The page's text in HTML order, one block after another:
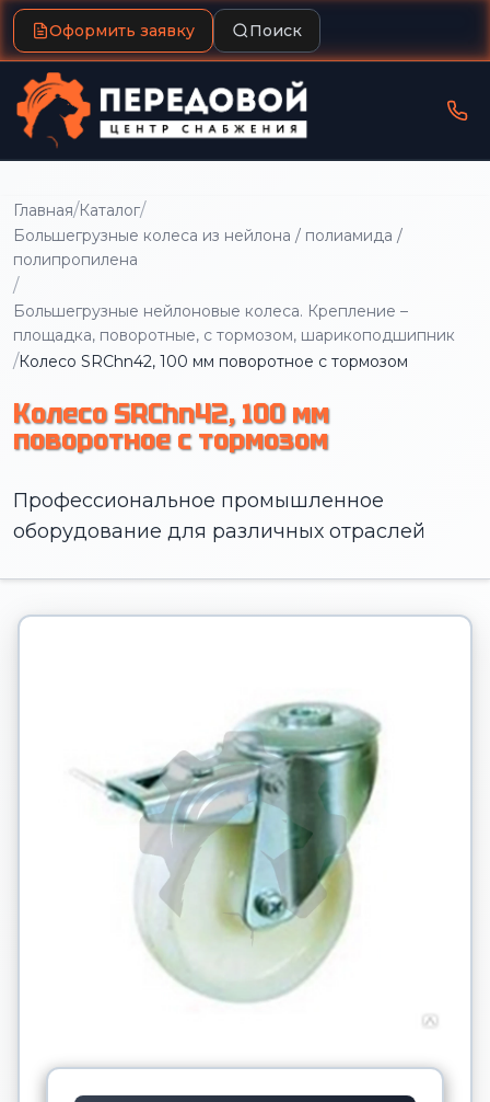
Оформить заявку Поиск
Главная/Каталог/
Большегрузные колеса из нейлона / полиамида /
полипропилена
/
Большегрузные нейлоновые колеса. Крепление –
площадка, поворотные, с тормозом, шарикоподшипник
/Колесо SRChn42, 100 мм поворотное с тормозом
Колесо SRChn42, 100 мм
поворотное с тормозом
Профессиональное промышленное
оборудование для различных отраслей